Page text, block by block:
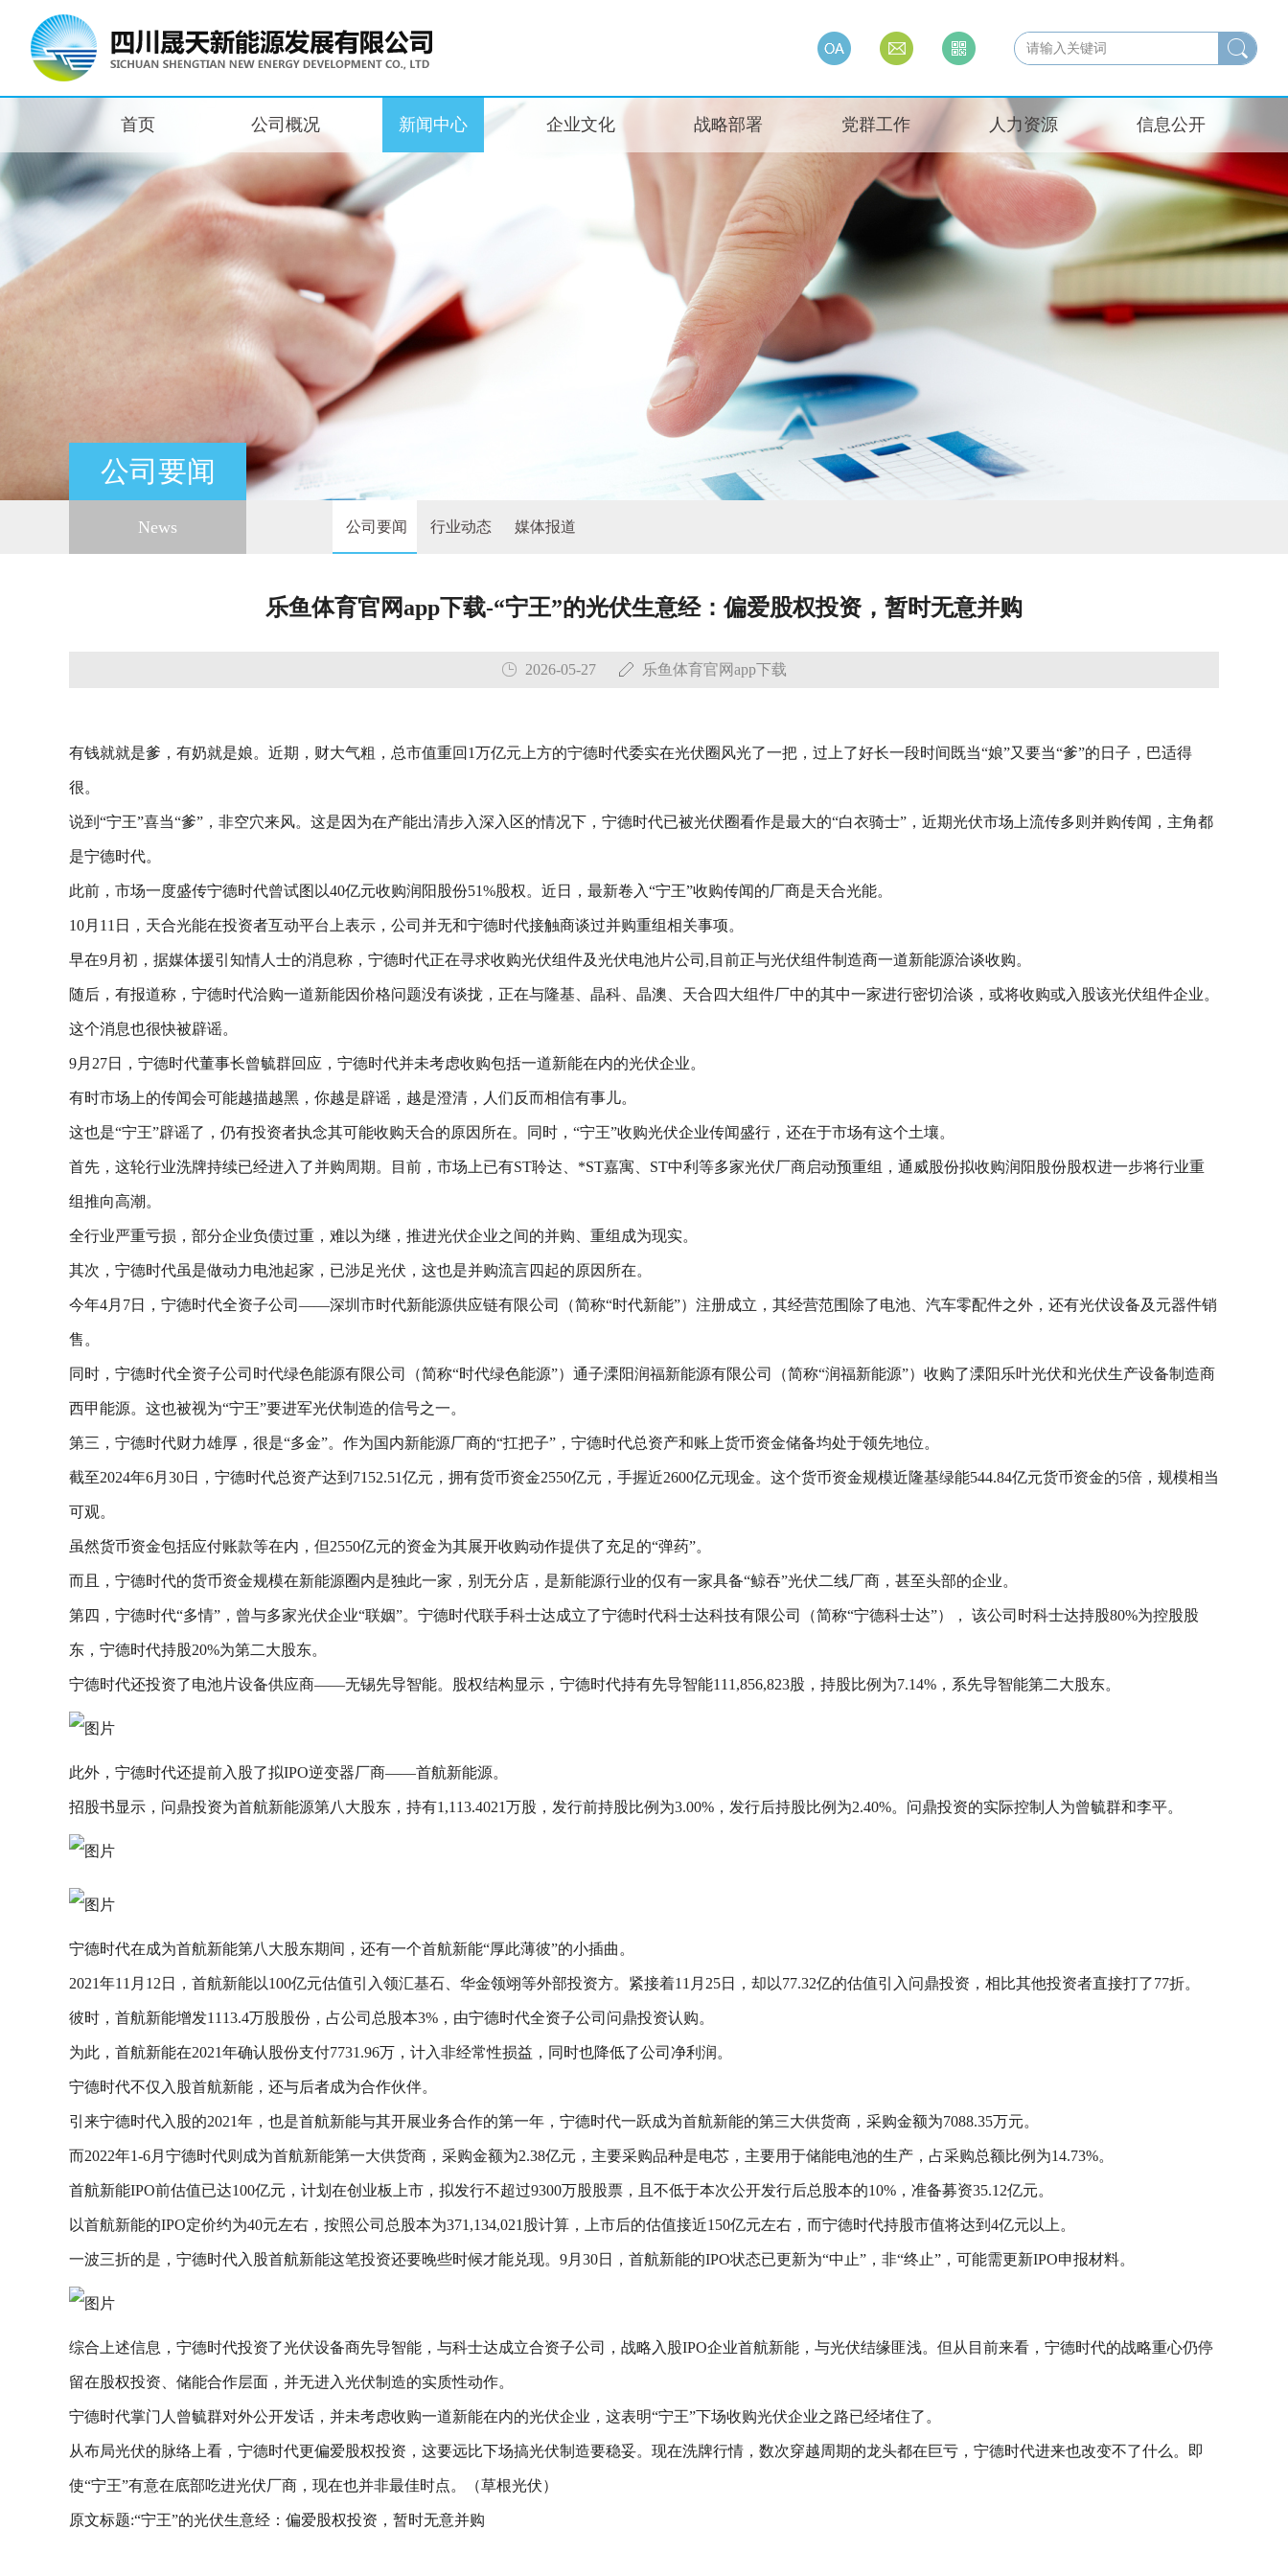
首页 公司概况 新闻中心 企业文化 战略部署 党群工作 人力资源 信息公开
公司要闻
News 公司要闻 行业动态 媒体报道
乐鱼体育官网app下载-“宁王”的光伏生意经：偏爱股权投资，暂时无意并购
2026-05-27 乐鱼体育官网app下载
有钱就就是爹，有奶就是娘。近期，财大气粗，总市值重回1万亿元上方的宁德时代委实在光伏圈风光了一把，过上了好长一段时间既当“娘”又要当“爹”的日子，巴适得
很。
说到“宁王”喜当“爹”，非空穴来风。这是因为在产能出清步入深入区的情况下，宁德时代已被光伏圈看作是最大的“白衣骑士”，近期光伏市场上流传多则并购传闻，主角都
是宁德时代。
此前，市场一度盛传宁德时代曾试图以40亿元收购润阳股份51%股权。近日，最新卷入“宁王”收购传闻的厂商是天合光能。
10月11日，天合光能在投资者互动平台上表示，公司并无和宁德时代接触商谈过并购重组相关事项。
早在9月初，据媒体援引知情人士的消息称，宁德时代正在寻求收购光伏组件及光伏电池片公司,目前正与光伏组件制造商一道新能源洽谈收购。
随后，有报道称，宁德时代洽购一道新能因价格问题没有谈拢，正在与隆基、晶科、晶澳、天合四大组件厂中的其中一家进行密切洽谈，或将收购或入股该光伏组件企业。
这个消息也很快被辟谣。
9月27日，宁德时代董事长曾毓群回应，宁德时代并未考虑收购包括一道新能在内的光伏企业。
有时市场上的传闻会可能越描越黑，你越是辟谣，越是澄清，人们反而相信有事儿。
这也是“宁王”辟谣了，仍有投资者执念其可能收购天合的原因所在。同时，“宁王”收购光伏企业传闻盛行，还在于市场有这个土壤。
首先，这轮行业洗牌持续已经进入了并购周期。目前，市场上已有ST聆达、*ST嘉寓、ST中利等多家光伏厂商启动预重组，通威股份拟收购润阳股份股权进一步将行业重
组推向高潮。
全行业严重亏损，部分企业负债过重，难以为继，推进光伏企业之间的并购、重组成为现实。
其次，宁德时代虽是做动力电池起家，已涉足光伏，这也是并购流言四起的原因所在。
今年4月7日，宁德时代全资子公司——深圳市时代新能源供应链有限公司（简称“时代新能”）注册成立，其经营范围除了电池、汽车零配件之外，还有光伏设备及元器件销
售。
同时，宁德时代全资子公司时代绿色能源有限公司（简称“时代绿色能源”）通子溧阳润福新能源有限公司（简称“润福新能源”）收购了溧阳乐叶光伏和光伏生产设备制造商
西甲能源。这也被视为“宁王”要进军光伏制造的信号之一。
第三，宁德时代财力雄厚，很是“多金”。作为国内新能源厂商的“扛把子”，宁德时代总资产和账上货币资金储备均处于领先地位。
截至2024年6月30日，宁德时代总资产达到7152.51亿元，拥有货币资金2550亿元，手握近2600亿元现金。这个货币资金规模近隆基绿能544.84亿元货币资金的5倍，规模相当
可观。
虽然货币资金包括应付账款等在内，但2550亿元的资金为其展开收购动作提供了充足的“弹药”。
而且，宁德时代的货币资金规模在新能源圈内是独此一家，别无分店，是新能源行业的仅有一家具备“鲸吞”光伏二线厂商，甚至头部的企业。
第四，宁德时代“多情”，曾与多家光伏企业“联姻”。宁德时代联手科士达成立了宁德时代科士达科技有限公司（简称“宁德科士达”）， 该公司时科士达持股80%为控股股
东，宁德时代持股20%为第二大股东。
宁德时代还投资了电池片设备供应商——无锡先导智能。股权结构显示，宁德时代持有先导智能111,856,823股，持股比例为7.14%，系先导智能第二大股东。
此外，宁德时代还提前入股了拟IPO逆变器厂商——首航新能源。
招股书显示，问鼎投资为首航新能源第八大股东，持有1,113.4021万股，发行前持股比例为3.00%，发行后持股比例为2.40%。问鼎投资的实际控制人为曾毓群和李平。
宁德时代在成为首航新能第八大股东期间，还有一个首航新能“厚此薄彼”的小插曲。
2021年11月12日，首航新能以100亿元估值引入领汇基石、华金领翊等外部投资方。紧接着11月25日，却以77.32亿的估值引入问鼎投资，相比其他投资者直接打了77折。
彼时，首航新能增发1113.4万股股份，占公司总股本3%，由宁德时代全资子公司问鼎投资认购。
为此，首航新能在2021年确认股份支付7731.96万，计入非经常性损益，同时也降低了公司净利润。
宁德时代不仅入股首航新能，还与后者成为合作伙伴。
引来宁德时代入股的2021年，也是首航新能与其开展业务合作的第一年，宁德时代一跃成为首航新能的第三大供货商，采购金额为7088.35万元。
而2022年1-6月宁德时代则成为首航新能第一大供货商，采购金额为2.38亿元，主要采购品种是电芯，主要用于储能电池的生产，占采购总额比例为14.73%。
首航新能IPO前估值已达100亿元，计划在创业板上市，拟发行不超过9300万股股票，且不低于本次公开发行后总股本的10%，准备募资35.12亿元。
以首航新能的IPO定价约为40元左右，按照公司总股本为371,134,021股计算，上市后的估值接近150亿元左右，而宁德时代持股市值将达到4亿元以上。
一波三折的是，宁德时代入股首航新能这笔投资还要晚些时候才能兑现。9月30日，首航新能的IPO状态已更新为“中止”，非“终止”，可能需更新IPO申报材料。
综合上述信息，宁德时代投资了光伏设备商先导智能，与科士达成立合资子公司，战略入股IPO企业首航新能，与光伏结缘匪浅。但从目前来看，宁德时代的战略重心仍停
留在股权投资、储能合作层面，并无进入光伏制造的实质性动作。
宁德时代掌门人曾毓群对外公开发话，并未考虑收购一道新能在内的光伏企业，这表明“宁王”下场收购光伏企业之路已经堵住了。
从布局光伏的脉络上看，宁德时代更偏爱股权投资，这要远比下场搞光伏制造要稳妥。现在洗牌行情，数次穿越周期的龙头都在巨亏，宁德时代进来也改变不了什么。即
使“宁王”有意在底部吃进光伏厂商，现在也并非最佳时点。（草根光伏）
原文标题:“宁王”的光伏生意经：偏爱股权投资，暂时无意并购